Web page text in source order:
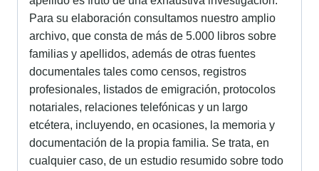
Para su elaboración consultamos nuestro amplio
archivo, que consta de más de 5.000 libros sobre
familias y apellidos, además de otras fuentes
documentales tales como censos, registros
profesionales, listados de emigración, protocolos
notariales, relaciones telefónicas y un largo
etcétera, incluyendo, en ocasiones, la memoria y
documentación de la propia familia. Se trata, en
cualquier caso, de un estudio resumido sobre todo